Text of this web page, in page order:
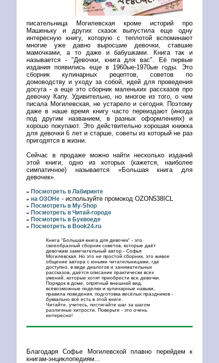
писательница Могилевская кроме историй про
Машеньку и других сказок выпустила еще одну
интересную книгу, которую с теплотой вспоминают
многие уже давно выросшие девочки, ставшие
мамочками, а то даже и бабушками. Книга так и
называется - "Девочки, книга для вас". Её первые
издания появились еще в 1960ые-1970ые годы. Это
сборник кулинарных рецептов, советов по
домоводству и уходу за собой, идей для проведения
досуга - а еще это сборник маленьких рассказов про
девочку Капу. Удивительно, но многое из того, о чем
писала Могилевская, не устарело и сегодня. Поэтому
даже в наше время книгу часто переиздают (иногда
под другим названием, в разных оформлениях) и
хорошо покупают. Это действительно хорошая книжка
для девочки 6 лет и старше, советы из который не раз
пригодятся в жизни.
Сейчас в продаже можно найти несколько изданий
этой книги, одно из которых (кажется, наиболее
симпатичное) называется «Большая книга для
девочек».
» Посмотреть в Лабиринте
» на ОЗОНе - используйте промокод OZON538ICL
» Посмотреть в My-Shop
» Посмотреть в Читай-городе
» Посмотреть в Буквоеде
» Посмотреть в Book24.ru
Книга "Большая книга для девочек" - это
своеобразный сборник советов, которые даёт
девочкам замечательный автор - Софья
Могилевская. Но это не простой сборник, это живое
общение автора с юными читательницами, где
доступно, в виде диалогов и занимательных
рассказов, даётся описание практически всех
умений, которые хотят приобрести все девочки.
Порядок в доме, опрятный внешний вид,
всевозможные поделки и кулинарные навыки,
правила поведения, подготовка весёлых праздников -
буквально всё есть в этой книге.
Читайте, учитесь, постигайте шаг за шагом
различные хитрости. Поверьте - это очень
интересно!
Благодаря Софье Могилевской плавно перейдем к
книгам-энциклопедиям...